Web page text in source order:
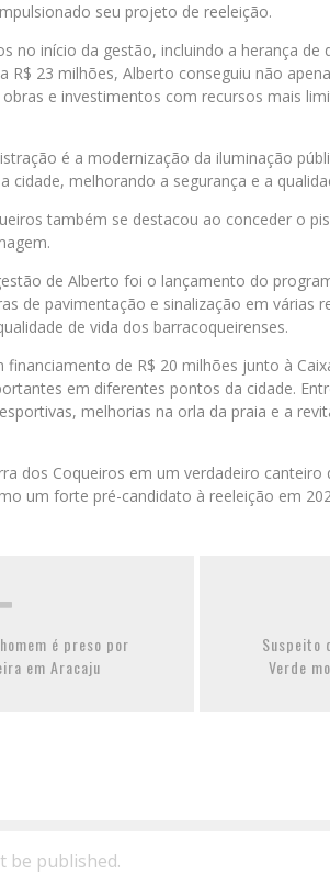
seu projeto de reeleição.
no início da gestão, incluindo a herança de
R$ 23 milhões, Alberto conseguiu não
e investimentos com recursos mais
é a modernização da iluminação
cidade, melhorando a segurança e a
também se destacou ao conceder o
de Alberto foi o lançamento do
de pavimentação e sinalização em várias
de vida dos barracoqueirenses.
de R$ 20 milhões junto à
em diferentes pontos da cidade.
melhorias na orla da praia e a
dos Coqueiros em um verdadeiro canteiro
um forte pré-candidato à reeleição em
é preso por
em Aracaju
Suspeito
Verde
be published.